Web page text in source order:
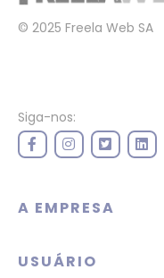
© 2025 Freela Web SA
Siga-nos:
A EMPRESA
USUÁRIO